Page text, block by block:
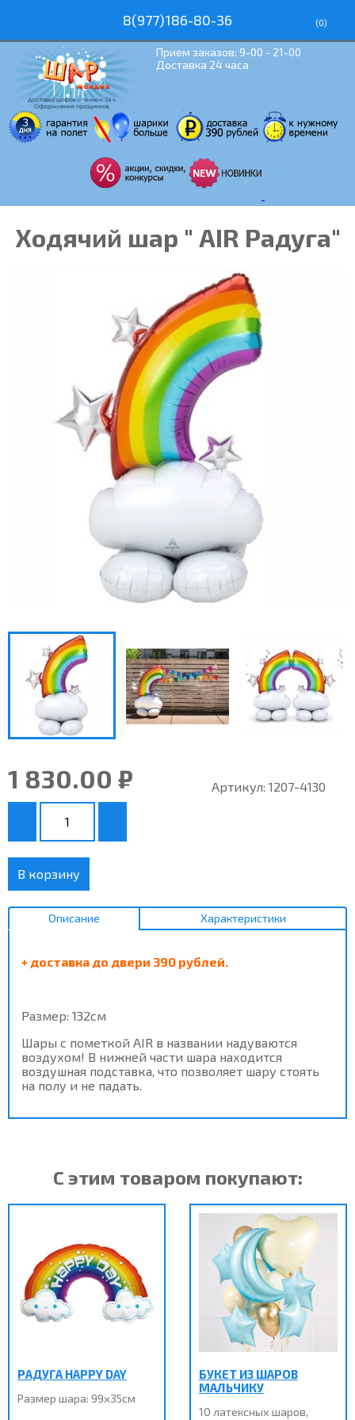
8(977)186-80-36 (0)
Прием заказов: 9-00 - 21-00
Доставка 24 часа
Ходячий шар " AIR Радуга"
1 830.00 ₽ Артикул: 1207-4130
В корзину
Описание Характеристики
+ доставка до двери 390 рублей.
Размер: 132см
Шары с пометкой AIR в названии надуваются
воздухом! В нижней части шара находится
воздушная подставка, что позволяет шару стоять
на полу и не падать.
С этим товаром покупают:
РАДУГА HAPPY DAY
Размер шара: 99х35см
БУКЕТ ИЗ ШАРОВ
МАЛЬЧИКУ
10 латексных шаров,